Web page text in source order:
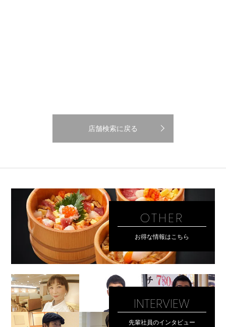
店舗検索に戻る
OTHER
お得な情報はこちら
INTERVIEW
先輩社員のインタビュー